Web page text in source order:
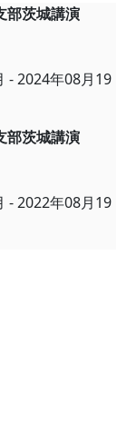
部茨城講演
- 2024年08月19
部茨城講演
- 2022年08月19